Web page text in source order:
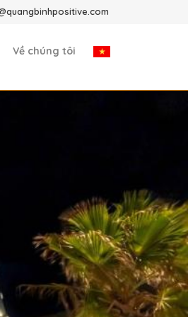
Về chúng tôi